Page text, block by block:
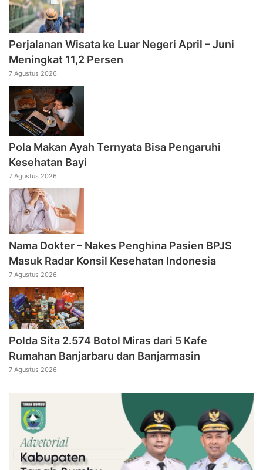
Perjalanan Wisata ke Luar Negeri April – Juni
Meningkat 11,2 Persen
7 Agustus 2026
Pola Makan Ayah Ternyata Bisa Pengaruhi
Kesehatan Bayi
7 Agustus 2026
Nama Dokter – Nakes Penghina Pasien BPJS
Masuk Radar Konsil Kesehatan Indonesia
7 Agustus 2026
Polda Sita 2.574 Botol Miras dari 5 Kafe
Rumahan Banjarbaru dan Banjarmasin
7 Agustus 2026